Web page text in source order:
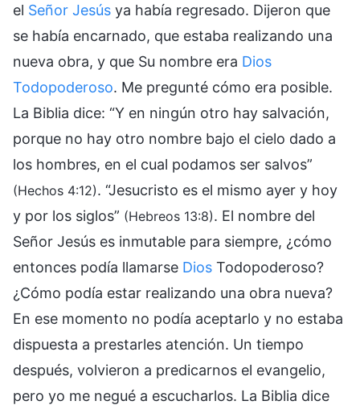
el Señor Jesús ya había regresado. Dijeron que
se había encarnado, que estaba realizando una
nueva obra, y que Su nombre era Dios
Todopoderoso. Me pregunté cómo era posible.
La Biblia dice: “Y en ningún otro hay salvación,
porque no hay otro nombre bajo el cielo dado a
los hombres, en el cual podamos ser salvos”
(Hechos 4:12). “Jesucristo es el mismo ayer y hoy
y por los siglos” (Hebreos 13:8). El nombre del
Señor Jesús es inmutable para siempre, ¿cómo
entonces podía llamarse Dios Todopoderoso?
¿Cómo podía estar realizando una obra nueva?
En ese momento no podía aceptarlo y no estaba
dispuesta a prestarles atención. Un tiempo
después, volvieron a predicarnos el evangelio,
pero yo me negué a escucharlos. La Biblia dice